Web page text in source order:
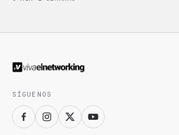
SÍGUENOS